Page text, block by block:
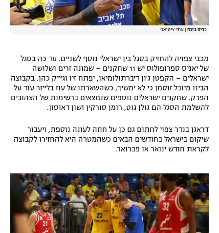
כריס ג'ונס אודי ציטיאט
מכבי צפויה להחזיק בסגל בין ישראלי נוסף לשניים. עד כה בסגל
של יאניס ספרופולוס יש 11 שחקנים – שמונה זרים ושלושה
ישראלים – הקפטן ג'ון דיברתולומיאו, יפתח זיו וג'ייק כהן. בקבוצה
הבינו מיובל זוסמן כי לא ימשיך, כשהשארתו של עוז בלייזר עוד על
הפרק. שחקנים ישראלים נוספים שנמצאים ברשימות של הצהובים
להשלמת הסגל הם גולן גוט, רומן סורקין ושון דאוסון.
דראגן בנדר צפוי לחתום גם כן על חוזה לעונה נוספת, ויעבור
שיקום בישראל בחודשים הבאים כשהמטרה היא להחזירו לקבוצה
לקראת חודש ינואר או פברואר.